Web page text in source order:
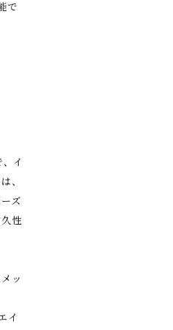
で
イ
、
ズ
性
ッ
イ